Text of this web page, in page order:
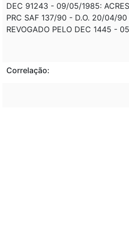
DEC 91243 - 09/05/1985:
PRC SAF 137/90 - D.O. 20/04/90
REVOGADO PELO DEC 1445 -
Correlação: